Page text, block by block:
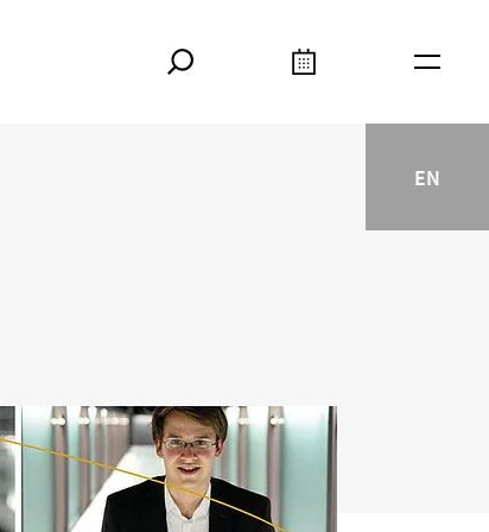
Suche Kalender Meta
ENEnglish